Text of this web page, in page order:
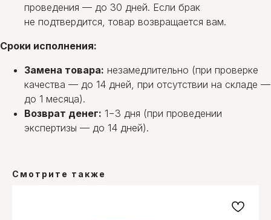
проведения — до 30 дней. Если брак
не подтвердится, товар возвращается вам.
Сроки исполнения:
Замена товара: незамедлительно (при проверке
качества — до 14 дней, при отсутствии на складе —
до 1 месяца).
Возврат денег: 1−3 дня (при проведении
экспертизы — до 14 дней).
Смотрите также